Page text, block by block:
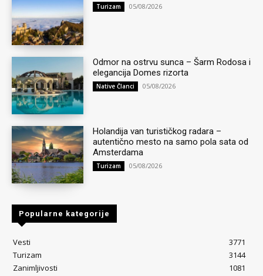
Turizam 05/08/2026
Odmor na ostrvu sunca – Šarm Rodosa i
elegancija Domes rizorta
Native Članci 05/08/2026
Holandija van turističkog radara –
autentično mesto na samo pola sata od
Amsterdama
Turizam 05/08/2026
Popularne kategorije
Vesti
3771
Turizam
3144
Zanimljivosti
1081